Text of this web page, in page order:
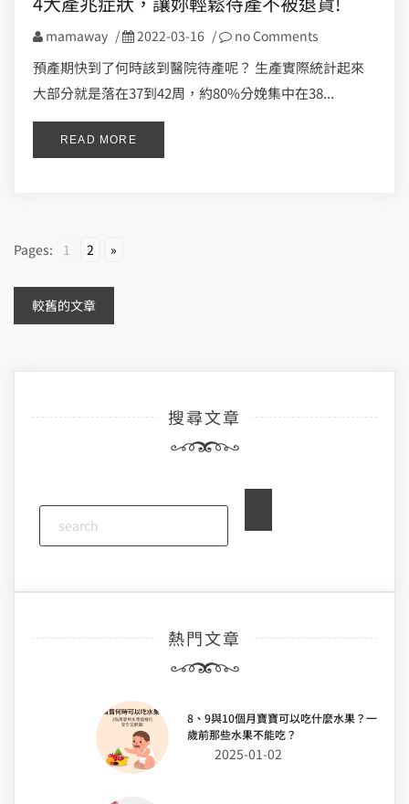
mamaway / 2022-03-16 / no Comments
預產期快到了何時該到醫院待產呢？ 生產實際統計起來
大部分就是落在37到42周，約80%分娩集中在38...
READ MORE
Pages: 1 2 »
文
較舊的文章
搜尋文章
熱門文章
8、9與10個月寶寶可以吃什麼水果？一
歲前那些水果不能吃？
2025-01-02